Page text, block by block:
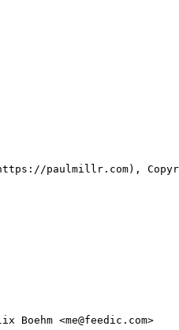
paulmillr.com),
<me@feedic.com>